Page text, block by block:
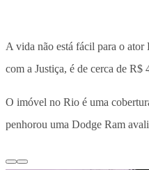
A vida não está fácil para o
com a Justiça, é de cerca de
O imóvel no Rio é uma
penhorou uma Dodge Ram